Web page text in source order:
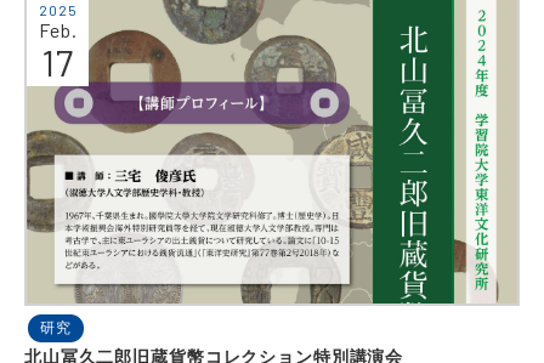
2025
Feb.
17
研究
北山冨久二郎旧蔵貨幣コレクション特別講演会